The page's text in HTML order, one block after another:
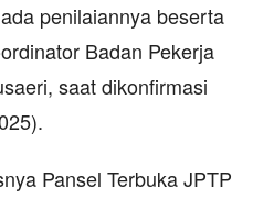
penilaiannya beserta
Badan Pekerja
saat dikonfirmasi
Pansel Terbuka JPTP